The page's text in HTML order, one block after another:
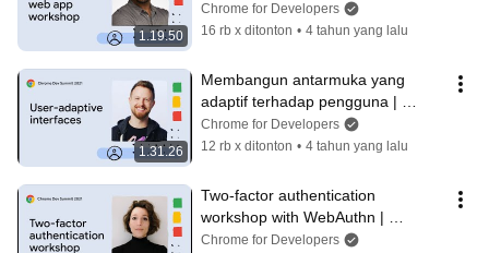
1.19.50
Chrome for Developers
16 rb x ditonton • 4 tahun yang lalu
1.31.26
Membangun antarmuka yang
adaptif terhadap pengguna |
Lokakarya
Chrome for Developers
12 rb x ditonton • 4 tahun yang lalu
Two-factor authentication
workshop with WebAuthn |
Workshop
Chrome for Developers